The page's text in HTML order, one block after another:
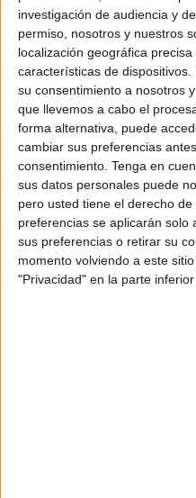
investigación de audiencia y
permiso, nosotros y nuestros
localización geográfica
características de
su consentimiento a nosotros
que llevemos a cabo el
forma alternativa, puede
cambiar sus preferencias
consentimiento. Tenga en
sus datos personales puede
pero usted tiene el derecho
preferencias se aplicarán solo
sus preferencias o retirar su
momento volviendo a este
"Privacidad" en la parte
ambientalista, los
las generaciones de
de Fernando.
La labor que nos queda
se trata nada más de
menos madera;
problema que se ha
uso indiscriminado, de
conciencia.
Así que todas las
objetivo es bien
actividades como las